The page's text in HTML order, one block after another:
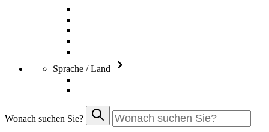
Sprache / Land
Wonach suchen Sie?